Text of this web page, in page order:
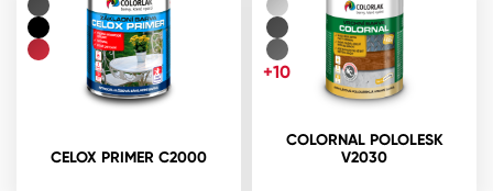
CELOX PRIMER C2000
COLORNAL POLOLESK
V2030
+10